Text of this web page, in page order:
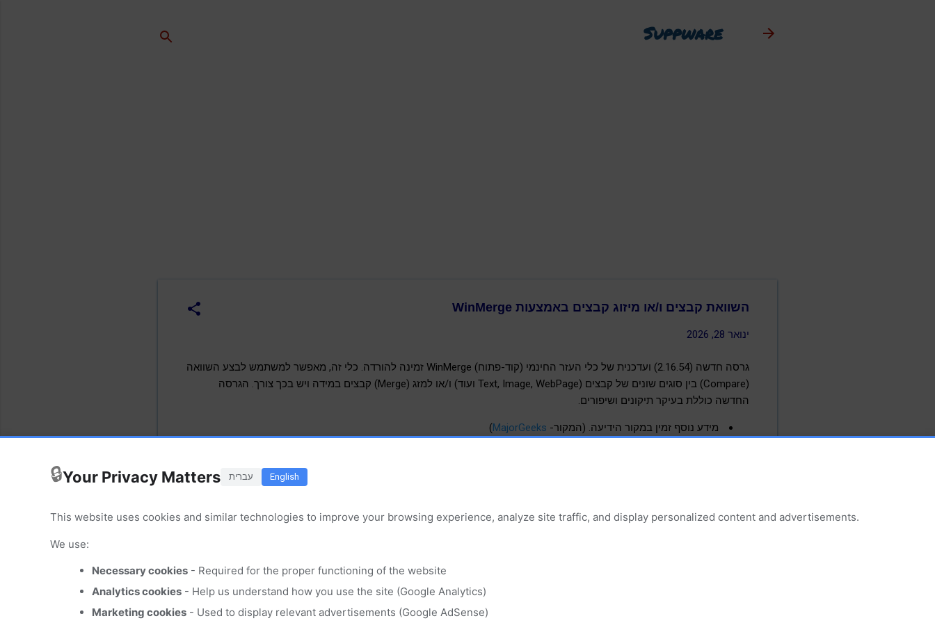
Suppware
השוואת קבצים ו/או מיזוג קבצים באמצעות WinMerge
ינואר 28, 2026
גרסה חדשה (2.16.54) ועדכנית של כלי העזר החינמי (קוד-פתוח) WinMerge זמינה להורדה. כלי זה, מאפשר למשתמש לבצע השוואה
(Compare) בין סוגים שונים של קבצים (Text, Image, WebPage ועוד) ו/או למזג (Merge) קבצים במידה ויש בכך צורך. הגרסה
החדשה כוללת בעיקר תיקונים ושיפורים.
מידע נוסף זמין במקור הידיעה. (המקור- MajorGeeks
)
‏מופעל על ידי Blogger
🔒Your Privacy Matters עברית English
This website uses cookies and similar technologies to improve your browsing experience, analyze site traffic, and display personalized content and advertisements.
We use:
Necessary cookies - Required for the proper functioning of the website
Analytics cookies - Help us understand how you use the site (Google Analytics)
Marketing cookies - Used to display relevant advertisements (Google AdSense)